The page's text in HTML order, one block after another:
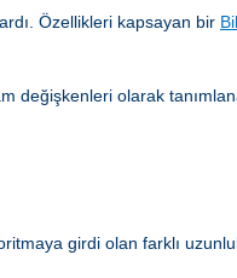
Özellikleri kapsayan bir
değişkenleri olarak
girdi olan farklı